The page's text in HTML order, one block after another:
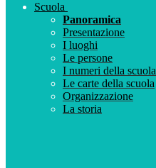
Scuola
Panoramica
Presentazione
I luoghi
Le persone
I numeri della scuola
Le carte della scuola
Organizzazione
La storia